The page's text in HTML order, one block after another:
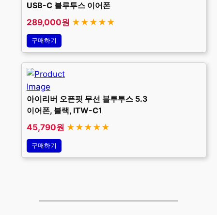
USB-C 블루투스 이어폰
289,000원 ★★★★★
구매하기
아이리버 오픈핏 무선 블루투스 5.3
이어폰, 블랙, ITW-C1
45,790원 ★★★★★
구매하기